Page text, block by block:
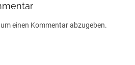
um einen Kommentar abzugeben.